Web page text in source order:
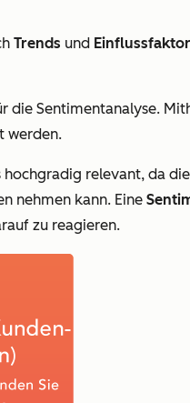
Trends und
die Sentimentanalyse.
werden.
relevant, da
nehmen kann. Eine
zu reagieren.